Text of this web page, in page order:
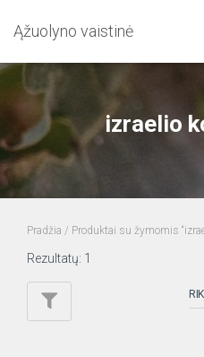
Ąžuolyno vaistinė
izraelio
Pradžia / Produktai su žymomis
Rezultatų: 1